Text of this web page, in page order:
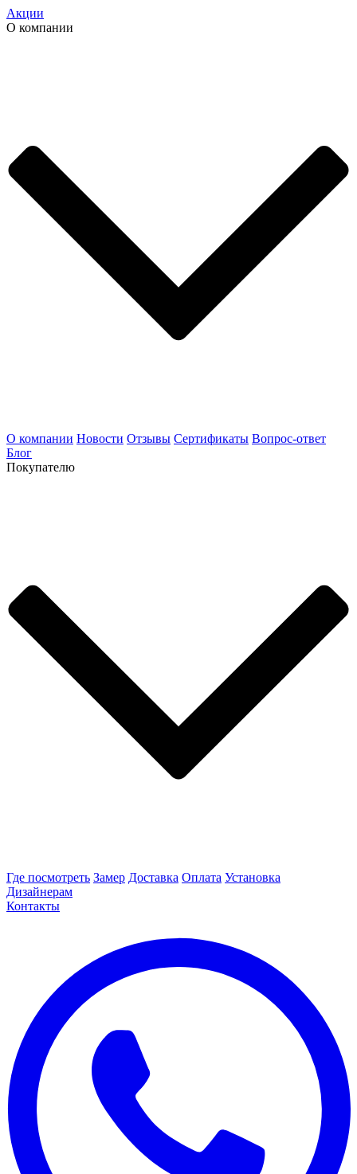
Акции
О компании
О компании Новости Отзывы Сертификаты Вопрос-ответ
Блог
Покупателю
Где посмотреть Замер Доставка Оплата Установка
Дизайнерам
Контакты